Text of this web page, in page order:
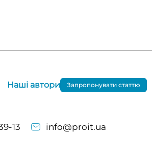
13
info@proit.ua
Наші автори Запропонувати статтю